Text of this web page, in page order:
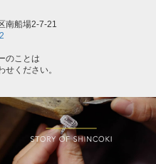
南船場2-7-21
のことは
せください。